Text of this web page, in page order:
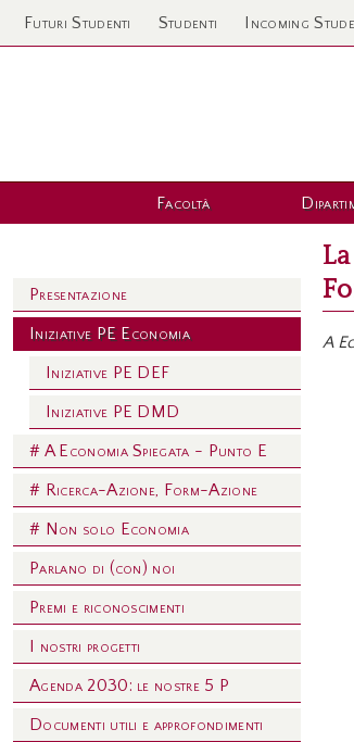
Futuri Studenti Studenti Incoming
Facoltà
A
Presentazione
Iniziative PE Economia
Iniziative PE DEF
Iniziative PE DMD
# A Economia Spiegata - Punto E
# Ricerca-Azione, Form-Azione
# Non solo Economia
Parlano di (con) noi
Premi e riconoscimenti
I nostri progetti
Agenda 2030: le nostre 5 P
Documenti utili e approfondimenti